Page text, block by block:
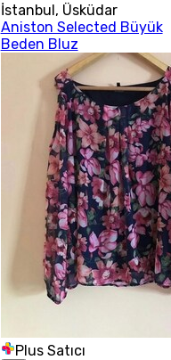
İstanbul, Üsküdar
Aniston Selected Büyük
Beden Bluz
Plus Satıcı